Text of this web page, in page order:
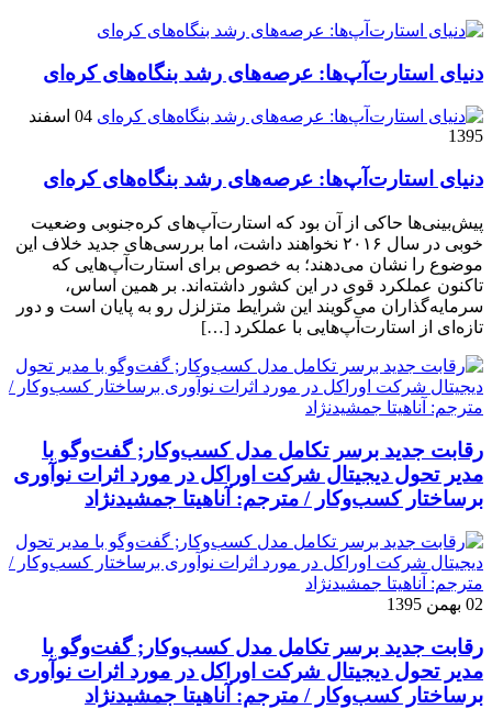
دنیای استارت‌آپ‌ها: عرصه‌های رشد بنگاه‌های کره‌ای‌
04 اسفند
1395
دنیای استارت‌آپ‌ها: عرصه‌های رشد بنگاه‌های کره‌ای‌
پیش‌بینی‌ها حاکی از آن بود که استارت‌آپ‌های کره‌جنوبی وضعیت
خوبی در سال ۲۰۱۶ نخواهند داشت، اما بررسی‌های جدید خلاف این
موضوع را نشان می‌دهند؛ به خصوص برای استارت‌آپ‌هایی که
تاکنون عملکرد قوی در این کشور داشته‌اند. بر همین اساس،
سرمایه‌گذاران می‌گویند این شرایط متزلزل رو به پایان است و دور
تازه‌ای از استارت‌آپ‌هایی با عملکرد […]
رقابت جدید برسر تکامل مدل کسب‌و‌کار; گفت‌وگو با
مدیر تحول دیجیتال شرکت اوراکل در مورد اثرات نوآوری
برساختار کسب‌وکار / مترجم: آناهیتا جمشیدنژاد
02 بهمن 1395
رقابت جدید برسر تکامل مدل کسب‌و‌کار; گفت‌وگو با
مدیر تحول دیجیتال شرکت اوراکل در مورد اثرات نوآوری
برساختار کسب‌وکار / مترجم: آناهیتا جمشیدنژاد